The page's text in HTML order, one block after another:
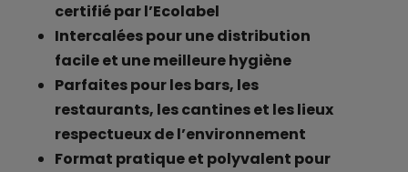
certifié par l’Ecolabel
Intercalées pour une distribution
facile et une meilleure hygiène
Parfaites pour les bars, les
restaurants, les cantines et les lieux
respectueux de l’environnement
Format pratique et polyvalent pour